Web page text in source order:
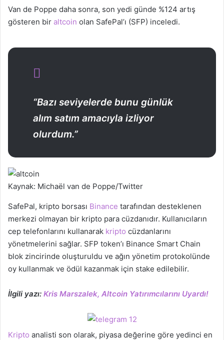
Van de Poppe daha sonra, son yedi günde %124 artış
gösteren bir altcoin olan SafePal’ı (SFP) inceledi.
“Bazı seviyelerde bunu günlük
alım satım amacıyla izliyor
olurdum.”
Kaynak: Michaël van de Poppe/Twitter
SafePal, kripto borsası Binance tarafından desteklenen
merkezi olmayan bir kripto para cüzdanıdır. Kullanıcıların
cep telefonlarını kullanarak kripto cüzdanlarını
yönetmelerini sağlar. SFP token’ı Binance Smart Chain
blok zincirinde oluşturuldu ve ağın yönetim protokolünde
oy kullanmak ve ödül kazanmak için stake edilebilir.
İlgili yazı: Kris Marszalek, Altcoin Yatırımcılarını Uyardı!
Kripto analisti son olarak, piyasa değerine göre yedinci en